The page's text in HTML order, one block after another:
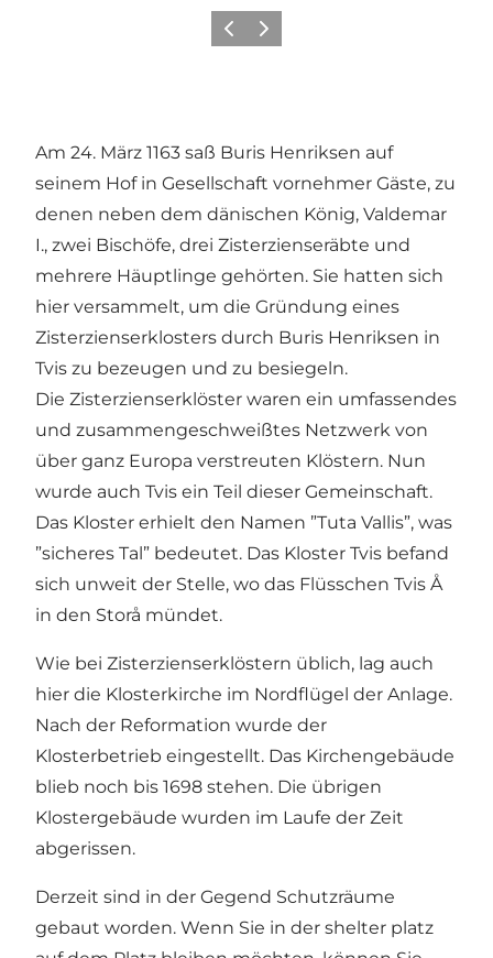
ZurückWeiter
Am 24. März 1163 saß Buris Henriksen auf
seinem Hof in Gesellschaft vornehmer Gäste, zu
denen neben dem dänischen König, Valdemar
I., zwei Bischöfe, drei Zisterzienseräbte und
mehrere Häuptlinge gehörten. Sie hatten sich
hier versammelt, um die Gründung eines
Zisterzienserklosters durch Buris Henriksen in
Tvis zu bezeugen und zu besiegeln.
Die Zisterzienserklöster waren ein umfassendes
und zusammengeschweißtes Netzwerk von
über ganz Europa verstreuten Klöstern. Nun
wurde auch Tvis ein Teil dieser Gemeinschaft.
Das Kloster erhielt den Namen ”Tuta Vallis”, was
”sicheres Tal” bedeutet. Das Kloster Tvis befand
sich unweit der Stelle, wo das Flüsschen Tvis Å
in den Storå mündet.
Wie bei Zisterzienserklöstern üblich, lag auch
hier die Klosterkirche im Nordflügel der Anlage.
Nach der Reformation wurde der
Klosterbetrieb eingestellt. Das Kirchengebäude
blieb noch bis 1698 stehen. Die übrigen
Klostergebäude wurden im Laufe der Zeit
abgerissen.
Derzeit sind in der Gegend Schutzräume
gebaut worden. Wenn Sie in der shelter platz